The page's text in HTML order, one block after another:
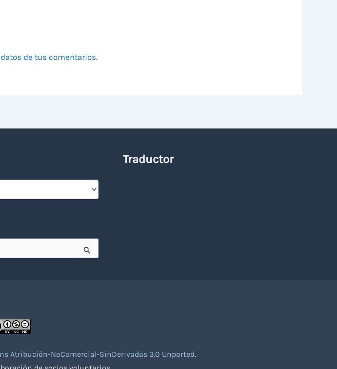
de tus comentarios.
Traductor
Atribución-NoComercial-SinDerivadas 3.0 Unported.